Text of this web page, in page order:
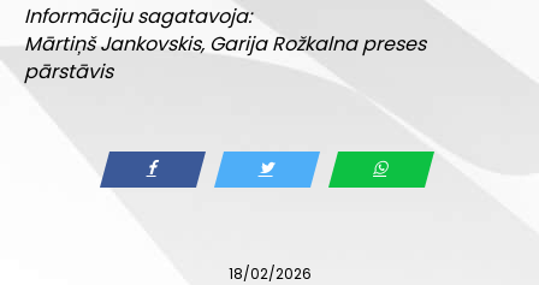
Informāciju sagatavoja:
Mārtiņš Jankovskis, Garija Rožkalna preses
pārstāvis
18/02/2026